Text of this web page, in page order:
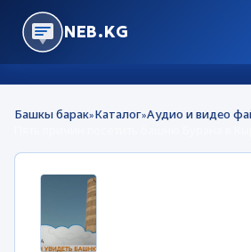
NEB.KG
Башкы барак»Каталог»Аудио и видео